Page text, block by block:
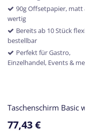
90g Offsetpapier, matt
wertig
Bereits ab 10 Stück
bestellbar
Perfekt für Gastro,
Einzelhandel, Events &
Taschenschirm Basic
77,43€